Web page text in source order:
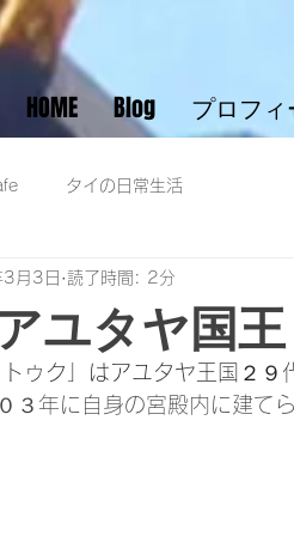
HOME Blog プロフ
タイの日常生活
ユタヤ国
月3日 読了時間: 2分
ゥク」はアユタヤ王国２９
３年に自身の宮殿内に建て